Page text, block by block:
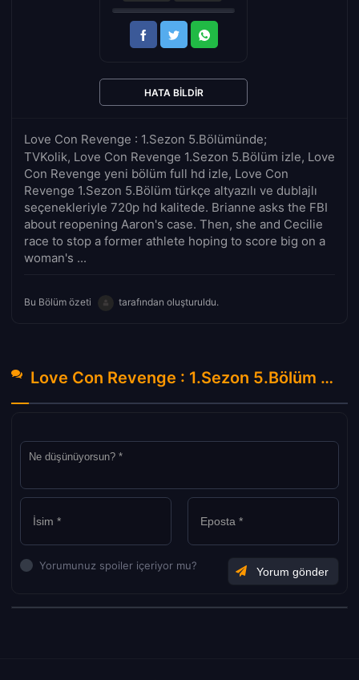
Love Con Revenge : 1.Sezon 5.Bölümünde;
TVKolik, Love Con Revenge 1.Sezon 5.Bölüm izle, Love
Con Revenge yeni bölüm full hd izle, Love Con
Revenge 1.Sezon 5.Bölüm türkçe altyazılı ve dublajlı
seçenekleriyle 720p hd kalitede. Brianne asks the FBI
about reopening Aaron's case. Then, she and Cecilie
race to stop a former athlete hoping to score big on a
woman's ...
Bu Bölüm özeti tarafından oluşturuldu.
HATA BILDIR
Love Con Revenge : 1.Sezon 5.Bölüm Hakkında Yorumlar
Yorumunuz spoiler içeriyor mu?